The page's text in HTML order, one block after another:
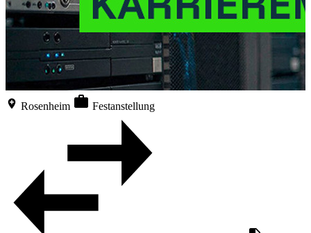
Rosenheim Festanstellung